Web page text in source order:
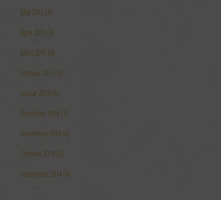
Mai 2015 (4)
April 2015 (4)
März 2015 (4)
Februar 2015 (4)
Januar 2015 (6)
Dezember 2014 (1)
November 2014 (4)
Oktober 2014 (4)
September 2014 (4)